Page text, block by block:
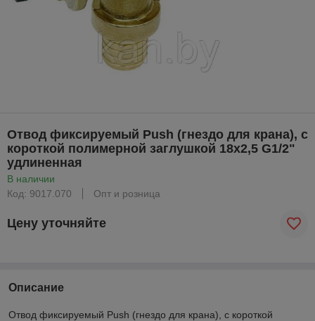
Отвод фиксируемый Push (гнездо для крана), с
короткой полимерной заглушкой 18x2,5 G1/2"
удлиненная
В наличии
Код: 9017.070
Опт и розница
Цену уточняйте
Описание
Отвод фиксируемый Push (гнездо для крана), с короткой